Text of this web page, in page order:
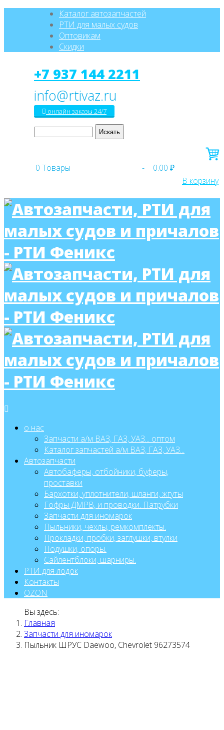
Каталог автозапчастей
РТИ для малых судов
Оптовикам
Скидки
+7 937 144 2211
онлайн заказы 24/7
0 Товары -
0.00 ₽
В корзину
о нас
Запчасти а/м ВАЗ, ГАЗ, УАЗ... оптом
Каталог запчастей а/м ВАЗ, ГАЗ, УАЗ...
Автозапчасти
Автобаферы, отбойники, буферы,
проставки
Бархотки, уплотнители, шланги, жгуты
Гофры ДМРВ, и проводки. Патрубки
Запчасти для иномарок
Пыльники, чехлы, ремкомплекты.
Прокладки, пробки, заглушки, втулки
Подушки, опоры.
Сайлентблоки, шарниры.
РТИ для лодок
Контакты
OZON
Вы здесь:
Главная
Запчасти для иномарок
Пыльник ШРУС Daewoo, Chevrolet 96273574